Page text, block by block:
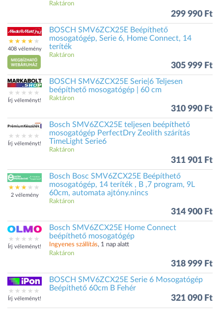
Raktáron
299 990 Ft
408 vélemény
BOSCH SMV6ZCX25E Beépíthető
mosogatógép, Serie 6, Home Connect, 14
teríték
Raktáron
305 999 Ft
Írj véleményt!
BOSCH SMV6ZCX25E Serie|6 Teljesen
beépíthető mosogatógép | 60 cm
Raktáron
310 990 Ft
Írj véleményt!
Bosch SMV6ZCX25E teljesen beépíthető
mosogatógép PerfectDry Zeolith szárítás
TimeLight Serie6
Raktáron
311 901 Ft
2 vélemény
Bosch Bosc SMV6ZCX25E Beépíthető
mosogatógép, 14 teríték , B ,7 program, 9L
60cm, automata ajtóny.nincs
Raktáron
314 900 Ft
Írj véleményt!
Bosch SMV6ZCX25E Home Connect
beépíthető mosogatógép
Ingyenes szállítás, 1 nap alatt
Raktáron
318 999 Ft
Írj véleményt!
BOSCH SMV6ZCX25E Serie 6 Mosogatógép
Beépíthető 60cm B Fehér
321 090 Ft